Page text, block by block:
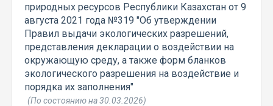
природных ресурсов Республики Казахстан от 9
августа 2021 года №319 "Об утверждении
Правил выдачи экологических разрешений,
представления декларации о воздействии на
окружающую среду, а также форм бланков
экологического разрешения на воздействие и
порядка их заполнения"
(По состоянию на 30.03.2026)